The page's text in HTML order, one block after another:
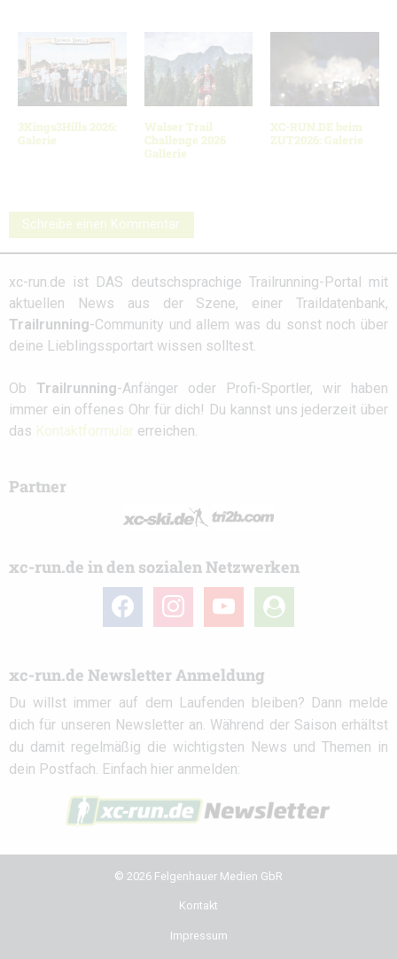
3Kings3Hills 2026:
Galerie
Walser Trail
Challenge 2026
Gallerie
XC-RUN.DE beim
ZUT2026: Galerie
Schreibe einen Kommentar
xc-run.de ist DAS deutschsprachige Trailrunning-Portal mit
aktuellen News aus der Szene, einer Traildatenbank,
Trailrunning-Community und allem was du sonst noch über
deine Lieblingssportart wissen solltest.
Ob Trailrunning-Anfänger oder Profi-Sportler, wir haben
immer ein offenes Ohr für dich! Du kannst uns jederzeit über
das Kontaktformular erreichen.
Partner
xc-run.de in den sozialen Netzwerken
facebook instagramyoutube
user-
circle
xc-run.de Newsletter Anmeldung
Du willst immer auf dem Laufenden bleiben? Dann melde
dich für unseren Newsletter an. Während der Saison erhältst
du damit regelmäßig die wichtigsten News und Themen in
dein Postfach. Einfach hier anmelden:
© 2026 Felgenhauer Medien GbR
Kontakt
Impressum